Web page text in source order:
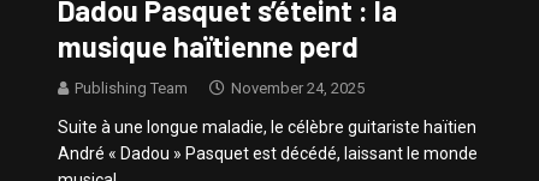
Dadou Pasquet s’éteint : la
musique haïtienne perd
Publishing Team November 24, 2025
Suite à une longue maladie, le célèbre guitariste haïtien
André « Dadou » Pasquet est décédé, laissant le monde